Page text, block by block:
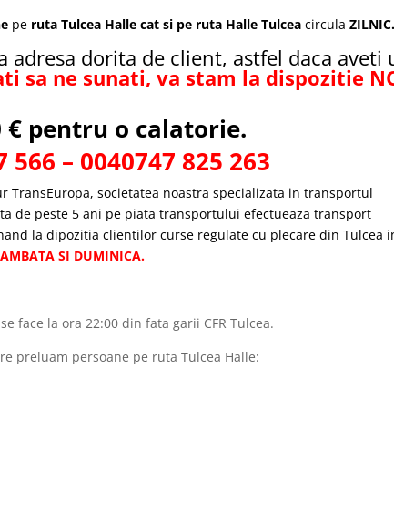
pe ruta Tulcea Halle cat si pe ruta Halle Tulceacircula
adresa dorita de client, astfel daca aveti
sa ne sunati, va stam la dispozitie
€ pentru o calatorie.
– 0040747 825 263
TransEuropa, societatea noastra specializata in transportul
de peste 5 ani pe piata transportului efectueaza transport
la dipozitia clientilor curse regulate cu plecare din Tulcea
SI DUMINICA.
face la ora 22:00 din fata garii CFR Tulcea.
preluam persoane pe ruta Tulcea Halle: